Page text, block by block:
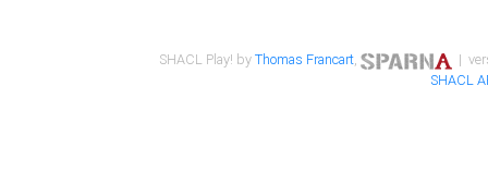
SHACL Play! byThomas Francart,
|
SHACL